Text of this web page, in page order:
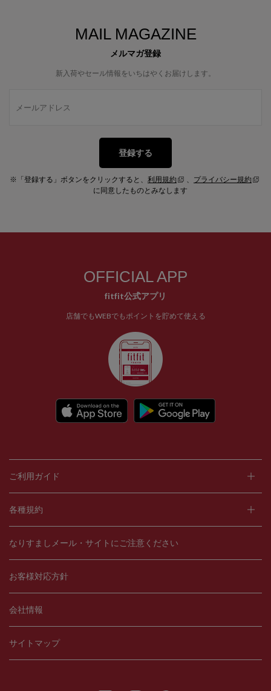
MAIL MAGAZINE
メルマガ登録
新入荷やセール情報をいちはやくお届けします。
登録する
※「登録する」ボタンをクリックすると、 利用規約 、 プライバシー規約
に同意したものとみなします
OFFICIAL APP
fitfit公式アプリ
店舗でもWEBでもポイントを貯めて使える
ご利用ガイド
各種規約
なりすましメール・サイトにご注意ください
お客様対応方針
会社情報
サイトマップ